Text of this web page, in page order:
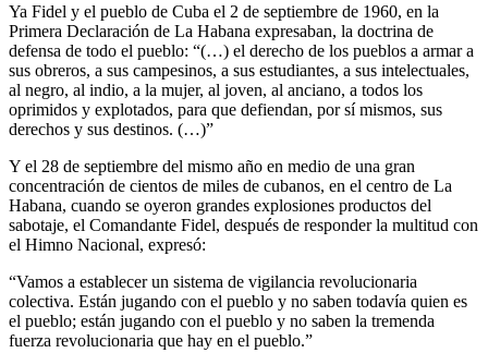
Ya Fidel y el pueblo de Cuba el 2 de septiembre de 1960, en la
Primera Declaración de La Habana expresaban, la doctrina de
defensa de todo el pueblo: “(…) el derecho de los pueblos a armar a
sus obreros, a sus campesinos, a sus estudiantes, a sus intelectuales,
al negro, al indio, a la mujer, al joven, al anciano, a todos los
oprimidos y explotados, para que defiendan, por sí mismos, sus
derechos y sus destinos. (…)”
Y el 28 de septiembre del mismo año en medio de una gran
concentración de cientos de miles de cubanos, en el centro de La
Habana, cuando se oyeron grandes explosiones productos del
sabotaje, el Comandante Fidel, después de responder la multitud con
el Himno Nacional, expresó:
“Vamos a establecer un sistema de vigilancia revolucionaria
colectiva. Están jugando con el pueblo y no saben todavía quien es
el pueblo; están jugando con el pueblo y no saben la tremenda
fuerza revolucionaria que hay en el pueblo.”